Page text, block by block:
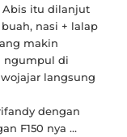
Abis itu dilanjut
nasi + lalap
makin
ngumpul di
langsung
dengan
F150 nya …